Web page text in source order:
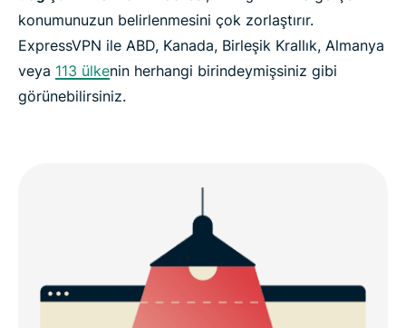
konumunuzun belirlenmesini çok zorlaştırır.
ExpressVPN ile ABD, Kanada, Birleşik Krallık, Almanya
veya 113 ülkenin herhangi birindeymişsiniz gibi
görünebilirsiniz.